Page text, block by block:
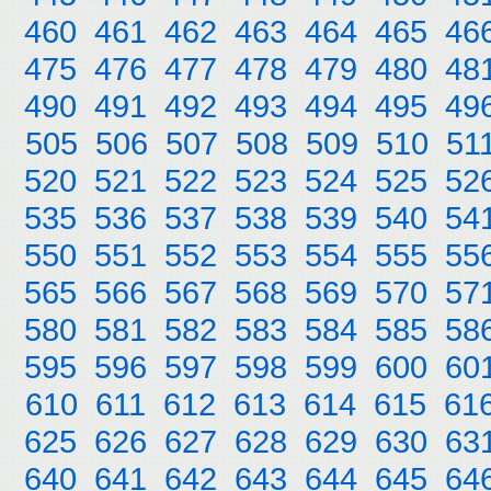
460 461 462 463 464 465
475 476 477 478 479 480
490 491 492 493 494 495
505 506 507 508 509 510
520 521 522 523 524 525
535 536 537 538 539 540
550 551 552 553 554 555
565 566 567 568 569 570
580 581 582 583 584 585
595 596 597 598 599 600
610 611 612 613 614 615
625 626 627 628 629 630
640 641 642 643 644 645